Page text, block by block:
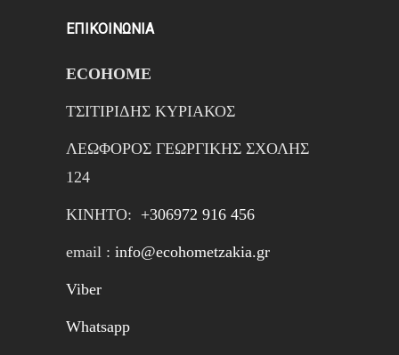
ΕΠΙΚΟΙΝΩΝΙΑ
ECOHOME
ΤΣΙΤΙΡΙΔΗΣ ΚΥΡΙΑΚΟΣ
ΛΕΩΦΟΡΟΣ ΓΕΩΡΓΙΚΗΣ ΣΧΟΛΗΣ
124
ΚΙΝΗTΟ: +306972 916 456
email : info@ecohometzakia.gr
Viber
Whatsapp